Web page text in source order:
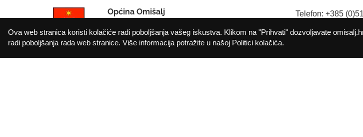
Općina Omišalj
OIB: 72908368249
Telefon: +385
E-mail:
Ova web stranica koristi kolačiće radi poboljšanja vašeg iskustva. Klikom na "Prihvati" dozvoljavate
radi poboljšanja rada web stranice. Više informacija potražite u našoj Politici kolačića.